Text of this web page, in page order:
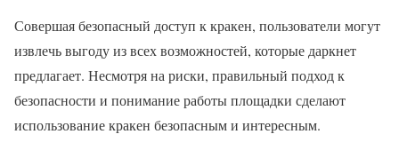
Совершая безопасный доступ к кракен, пользователи могут
извлечь выгоду из всех возможностей, которые даркнет
предлагает. Несмотря на риски, правильный подход к
безопасности и понимание работы площадки сделают
использование кракен безопасным и интересным.